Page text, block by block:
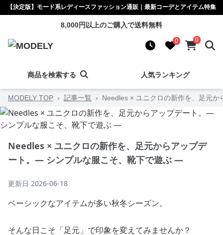
【決定版】モード系レディースファッション通販｜最新コーデとアイテム特集
8,000円以上のご購入で送料無料
0 0
商品を検索する 人気ランキング
MODELY TOP › 記事一覧 › Needles × ユニクロの新作を、足元
Needles × ユニクロの新作を、足元からアップデ
ート。— シンプルな服こそ、靴下で遊ぶ —
更新日 2026-06-18
ベーシックなアイテムが多い秋冬シーズン。
そんな日こそ「足元」で印象を変えてみませんか？